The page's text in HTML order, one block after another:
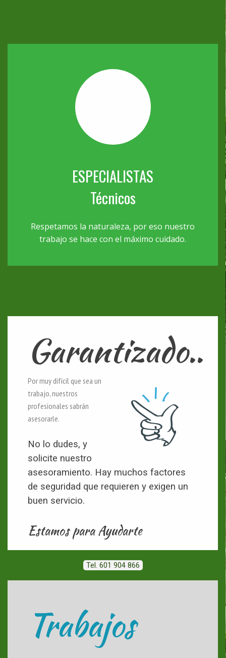
ESPECIALISTAS
Técnicos
Respetamos la naturaleza, por eso nuestro
trabajo se hace con el máximo cuidado.
Garantizado..
Por muy difícil que sea un
trabajo, nuestros
profesionales sabrán
asesorarle.
No lo dudes, y
solicite nuestro
asesoramiento. Hay muchos factores
de seguridad que requieren y exigen un
buen servicio.
Estamos para Ayudarte
Tel. 601 904 866
Trabajos